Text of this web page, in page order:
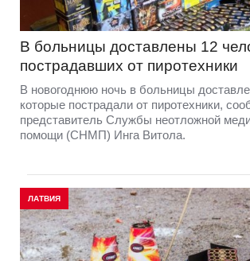
В больницы доставлены 12
пострадавших от пиротехники
В новогоднюю ночь в больницы
которые пострадали от пиротехники,
представитель Службы неотложной
помощи (СНМП) Инга Витола.
ЛАТВИЯ